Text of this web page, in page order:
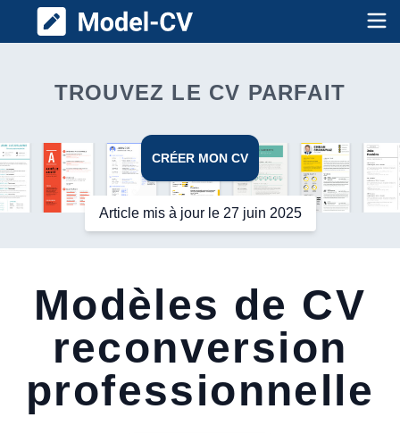
Model CV
TROUVEZ LE CV PARFAIT
CRÉER MON CV
Article mis à jour le 27 juin 2025
Modèles de CV
reconversion
professionnelle